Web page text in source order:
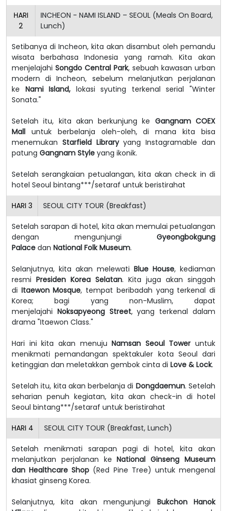
HARI
2
INCHEON - NAMI ISLAND – SEOUL (Meals On Board,
Lunch)
Setibanya di Incheon, kita akan disambut oleh pemandu
wisata berbahasa Indonesia yang ramah.Kita akan
menjelajahi Songdo Central Park, sebuah kawasan urban
modern di Incheon, sebelum melanjutkan perjalanan
ke Nami Island, lokasi syuting terkenal serial "Winter
Sonata."
Setelah itu, kita akan berkunjung ke Gangnam COEX
Mall untuk berbelanja oleh-oleh, di mana kita bisa
menemukan Starfield Libraryyang Instagramable dan
patung Gangnam Style yang ikonik.
Setelah serangkaian petualangan, kita akan check in di
hotel Seoul bintang***/setaraf untuk beristirahat
HARI 3 SEOUL CITY TOUR (Breakfast)
Setelah sarapan di hotel, kita akan memulai petualangan
dengan mengunjungi Gyeongbokgung
Palace dan National Folk Museum.
Selanjutnya, kita akan melewati Blue House, kediaman
resmi Presiden Korea Selatan. Kita juga akan singgah
di Itaewon Mosque, tempat beribadah yang terkenal di
Korea; bagi yang non-Muslim, dapat
menjelajahi Noksapyeong Street, yang terkenal dalam
drama "Itaewon Class."
Hari ini kita akan menujuNamsan Seoul Tower untuk
menikmati pemandangan spektakuler kota Seoul dari
ketinggian dan meletakkan gembok cinta di Love & Lock.
Setelah itu, kita akan berbelanja di Dongdaemun. Setelah
seharian penuh kegiatan, kita akan check-in di hotel
Seoul bintang***/setaraf untuk beristirahat
HARI 4 SEOUL CITY TOUR (Breakfast, Lunch)
Setelah menikmati sarapan pagi di hotel, kita akan
melanjutkan perjalanan keNational Ginseng Museum
dan Healthcare Shop (Red Pine Tree) untuk mengenal
khasiat ginseng Korea.
Selanjutnya, kita akan mengunjungi Bukchon Hanok